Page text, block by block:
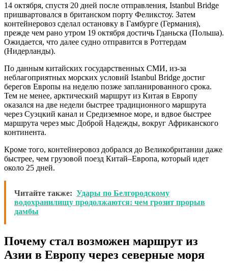
14 октября, спустя 20 дней после отправления, Istanbul Bridge
пришвартовался в британском порту Феликстоу. Затем
контейнеровоз сделал остановку в Гамбурге (Германия),
прежде чем рано утром 19 октября достичь Гданьска (Польша).
Ожидается, что далее судно отправится в Роттердам
(Нидерланды).
По данным китайских государственных СМИ, из-за
неблагоприятных морских условий Istanbul Bridge достиг
берегов Европы на неделю позже запланированного срока.
Тем не менее, арктический маршрут из Китая в Европу
оказался на две недели быстрее традиционного маршрута
через Суэцкий канал и Средиземное море, и вдвое быстрее
маршрута через мыс Доброй Надежды, вокруг Африканского
континента.
Кроме того, контейнеровоз добрался до Великобритании даже
быстрее, чем грузовой поезд Китай–Европа, который идет
около 25 дней.
Читайте также: Удары по Белгородскому
водохранилищу продолжаются: чем грозит прорыв
дамбы
Почему стал возможен маршрут из
Азии в Европу через северные моря